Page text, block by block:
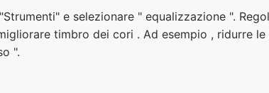
e selezionare " equalizzazione ".
timbro dei cori . Ad esempio , ridurre
".